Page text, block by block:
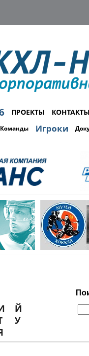
ПРОЕКТЫ КОНТАКТЫ
Команды Игроки
Й
У